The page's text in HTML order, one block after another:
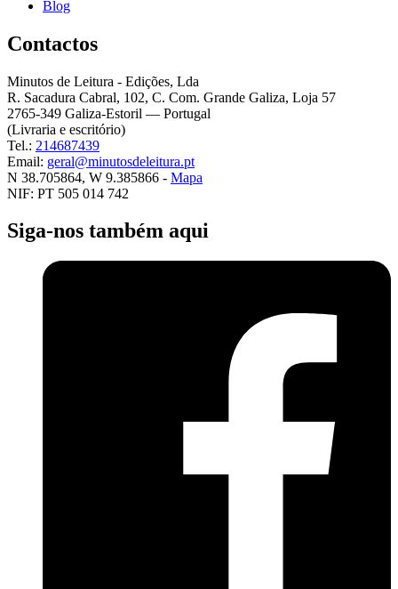
Blog
Contactos
Minutos de Leitura - Edições, Lda
R. Sacadura Cabral, 102, C. Com. Grande Galiza, Loja 57
2765-349 Galiza-Estoril — Portugal
(Livraria e escritório)
Tel.: 214687439
Email: geral@minutosdeleitura.pt
N 38.705864, W 9.385866 - Mapa
NIF: PT 505 014 742
Siga-nos também aqui